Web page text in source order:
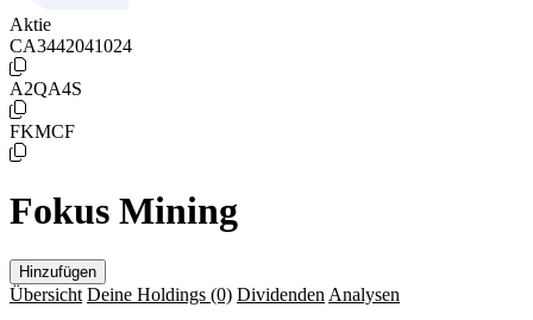
Aktie
CA3442041024
A2QA4S
FKMCF
Fokus Mining
Hinzufügen
Übersicht Deine Holdings (0) Dividenden Analysen